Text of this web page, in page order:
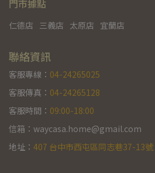
門市據點
仁德店 三義店 太原店 宜蘭店
聯絡資訊
客服專線： 04-24265025
客服傳真： 04-24265128
客服時間： 09:00-18:00
信箱：waycasa.home@gmail.com
地址： 407 台中市西屯區同志巷37-13號